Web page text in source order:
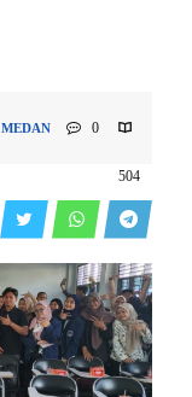
MEDAN 0
504